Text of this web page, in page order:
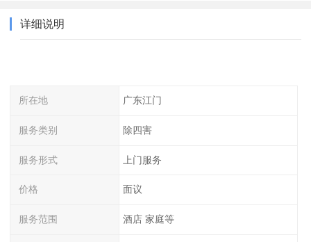
详细说明
所在地 广东江门
服务类别 除四害
服务形式 上门服务
价格 面议
服务范围 酒店 家庭等